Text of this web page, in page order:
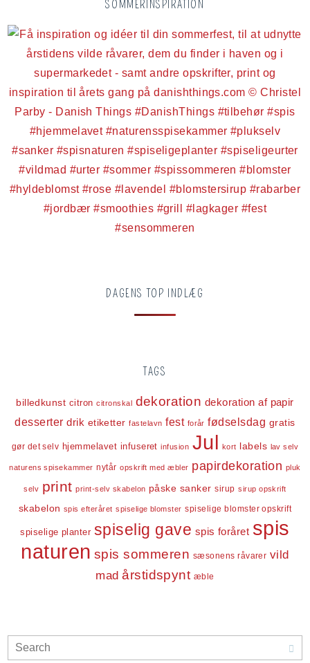
SOMMERINSPIRATION
DAGENS TOP INDLÆG
TAGS
billedkunst citron citronskal dekoration dekoration af papir
desserter drik etiketter fastelavn fest forår fødselsdag gratis
gør det selv hjemmelavet infuseret infusion Jul kort labels lav selv
naturens spisekammer nytår opskrift med æbler papirdekoration pluk
selv print print-selv skabelon påske sanker sirup sirup opskrift
skabelon spis efteråret spiselige blomster spiselige blomster opskrift
spiselige planter spiselig gave spis foråret spis
naturen spis sommeren sæsonens råvarer vild
mad årstidspynt æble